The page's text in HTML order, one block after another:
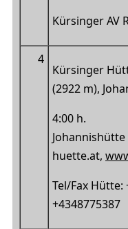
Kürsinger AV
4
Kürsinger
(2922 m),
4:00 h.
Johannishütte
huette.at,
Tel/Fax Hütte:
+4348775387